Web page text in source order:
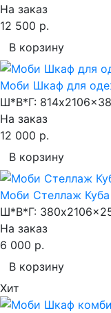
На заказ
12 500 р.
В корзину
Моби Шкаф для
Ш*В*Г:
На заказ
12 000 р.
В корзину
Моби Стеллаж Куба
Ш*В*Г:
На заказ
6 000 р.
В корзину
Хит